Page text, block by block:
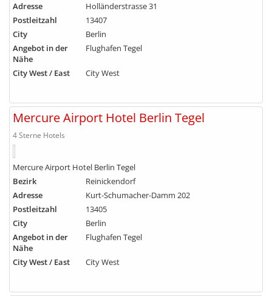
Adresse
Holländerstrasse 31
Postleitzahl
13407
City
Berlin
Angebot in der
Nähe
Flughafen Tegel
City West / East City West
Mercure Airport Hotel Berlin Tegel
4 Sterne Hotels
Mercure Airport Hotel Berlin Tegel
Bezirk
Reinickendorf
Adresse
Kurt-Schumacher-Damm 202
Postleitzahl
13405
City
Berlin
Angebot in der
Nähe
Flughafen Tegel
City West / East City West